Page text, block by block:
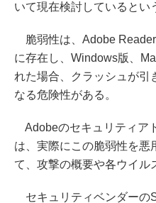
いて現在検討しているとい
脆弱性は、Adobe
に存在し、Windows版、
れた場合、クラッシュが引
なる危険性がある。
Adobeのセキュリティア
は、実際にこの脆弱性を悪
て、攻撃の概要や各ウイル
セキュリティベンダーの